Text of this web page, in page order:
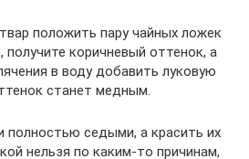
положить пару чайных ложек
коричневый оттенок, а
в воду добавить луковую
станет медным.
полностью седыми, а красить их
нельзя по каким-то причинам,